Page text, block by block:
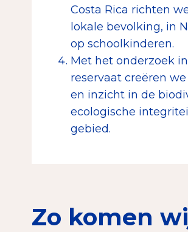
Costa Rica richten
lokale bevolking, in
op schoolkinderen.
Met het onderzoek
reservaat creëren
en inzicht in de
ecologische
gebied.
Zo komen